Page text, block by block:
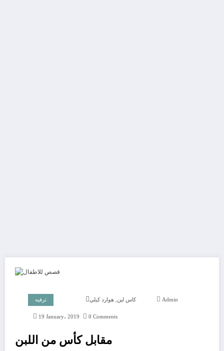
ترفيه كاس لبن, هوارد كيلي Admin
19 January، 2019 0 Comments
مقابل كأس من اللبن